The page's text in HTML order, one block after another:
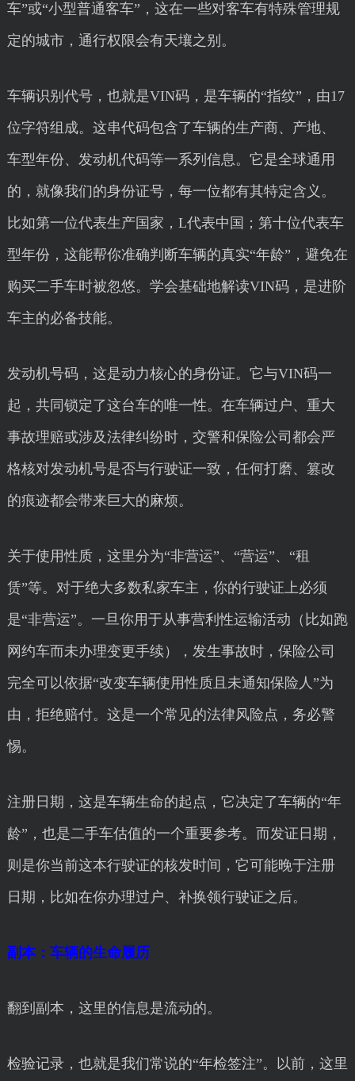
车”或“小型普通客车”，这在一些对客车有特殊管理规
定的城市，通行权限会有天壤之别。
车辆识别代号，也就是VIN码，是车辆的“指纹”，由17
位字符组成。这串代码包含了车辆的生产商、产地、
车型年份、发动机代码等一系列信息。它是全球通用
的，就像我们的身份证号，每一位都有其特定含义。
比如第一位代表生产国家，L代表中国；第十位代表车
型年份，这能帮你准确判断车辆的真实“年龄”，避免在
购买二手车时被忽悠。学会基础地解读VIN码，是进阶
车主的必备技能。
发动机号码，这是动力核心的身份证。它与VIN码一
起，共同锁定了这台车的唯一性。在车辆过户、重大
事故理赔或涉及法律纠纷时，交警和保险公司都会严
格核对发动机号是否与行驶证一致，任何打磨、篡改
的痕迹都会带来巨大的麻烦。
关于使用性质，这里分为“非营运”、“营运”、“租
赁”等。对于绝大多数私家车主，你的行驶证上必须
是“非营运”。一旦你用于从事营利性运输活动（比如跑
网约车而未办理变更手续），发生事故时，保险公司
完全可以依据“改变车辆使用性质且未通知保险人”为
由，拒绝赔付。这是一个常见的法律风险点，务必警
惕。
注册日期，这是车辆生命的起点，它决定了车辆的“年
龄”，也是二手车估值的一个重要参考。而发证日期，
则是你当前这本行驶证的核发时间，它可能晚于注册
日期，比如在你办理过户、补换领行驶证之后。
副本：车辆的生命履历
翻到副本，这里的信息是流动的。
检验记录，也就是我们常说的“年检签注”。以前，这里